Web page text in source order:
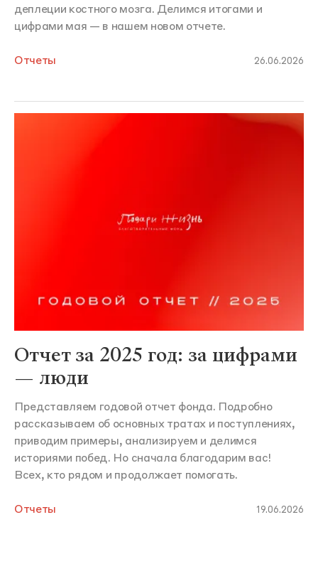
деплеции костного мозга. Делимся итогами и
цифрами мая — в нашем новом отчете.
Отчеты 26.06.2026
Отчет за 2025 год: за цифрами
— люди
Представляем годовой отчет фонда. Подробно
рассказываем об основных тратах и поступлениях,
приводим примеры, анализируем и делимся
историями побед. Но сначала благодарим вас!
Всех, кто рядом и продолжает помогать.
Отчеты 19.06.2026